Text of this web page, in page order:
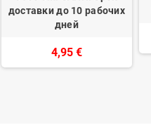
доставки до 10 рабочих
дней
4,95 €